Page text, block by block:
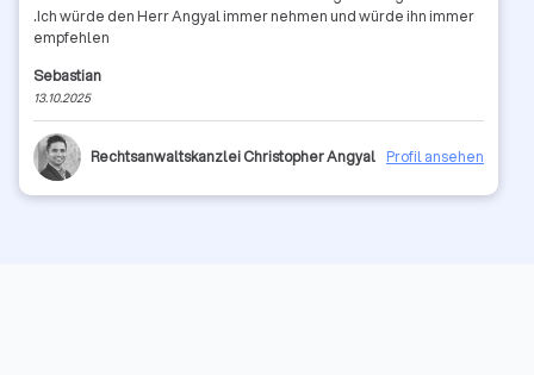
.Ich würde den Herr Angyal immer nehmen und würde ihn immer
empfehlen
Sebastian
13.10.2025
Rechtsanwaltskanzlei Christopher Angyal Profil ansehen